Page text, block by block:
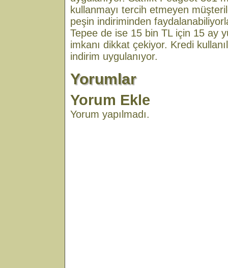
kullanmayı tercih etmeyen
peşin indiriminden
Tepee de ise 15 bin TL için 15 ay
imkanı dikkat çekiyor. Kredi
indirim uygulanıyor.
Yorumlar
Yorum Ekle
Yorum yapılmadı.